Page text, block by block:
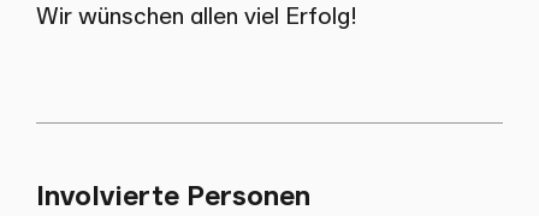
Wir wünschen allen viel Erfolg!
Involvierte Personen